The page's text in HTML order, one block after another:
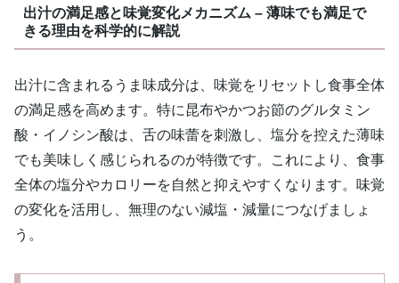
出汁の満足感と味覚変化メカニズム – 薄味でも満足で
きる理由を科学的に解説
出汁に含まれるうま味成分は、味覚をリセットし食事全体
の満足感を高めます。特に昆布やかつお節のグルタミン
酸・イノシン酸は、舌の味蕾を刺激し、塩分を控えた薄味
でも美味しく感じられるのが特徴です。これにより、食事
全体の塩分やカロリーを自然と抑えやすくなります。味覚
の変化を活用し、無理のない減塩・減量につなげましょ
う。